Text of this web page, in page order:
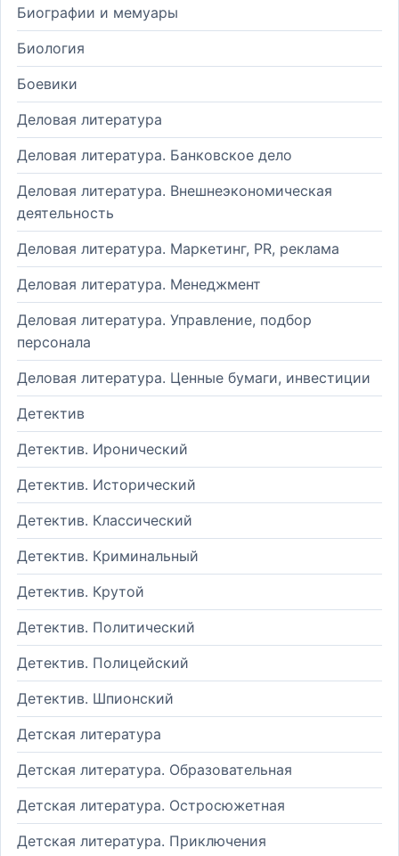
Биографии и мемуары
Биология
Боевики
Деловая литература
Деловая литература. Банковское дело
Деловая литература. Внешнеэкономическая
деятельность
Деловая литература. Маркетинг, PR, реклама
Деловая литература. Менеджмент
Деловая литература. Управление, подбор
персонала
Деловая литература. Ценные бумаги, инвестиции
Детектив
Детектив. Иронический
Детектив. Исторический
Детектив. Классический
Детектив. Криминальный
Детектив. Крутой
Детектив. Политический
Детектив. Полицейский
Детектив. Шпионский
Детская литература
Детская литература. Образовательная
Детская литература. Остросюжетная
Детская литература. Приключения